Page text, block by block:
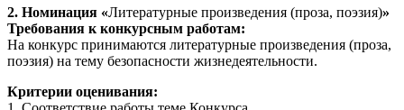
2. Номинация «Литературные произведения (проза, поэзия)»
Требования к конкурсным работам:
На конкурс принимаются литературные произведения (проза,
поэзия) на тему безопасности жизнедеятельности.
Критерии оценивания: